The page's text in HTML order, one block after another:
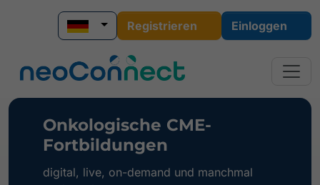
Registrieren Einloggen
Onkologische CME-
Fortbildungen
digital, live, on-demand und manchmal